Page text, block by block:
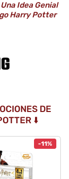
Idea Genial
Harry Potter
DE
⬇️
-11%